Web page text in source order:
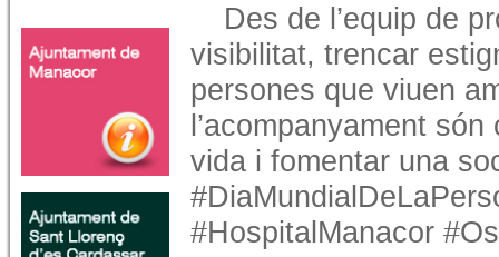
Des de l’equip de
visibilitat, trencar
persones que viuen
l’acompanyament
vida i fomentar una
#HospitalManacor